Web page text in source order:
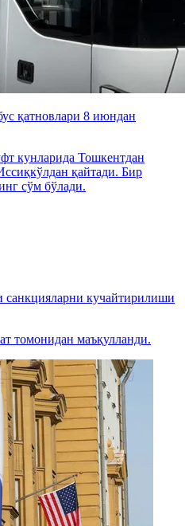
қатновлари 8 июндан
кунларида Тошкентдан
қайтади. Бир
сўм бўлади.
кучайтирилиши
томонидан маъқулланди.